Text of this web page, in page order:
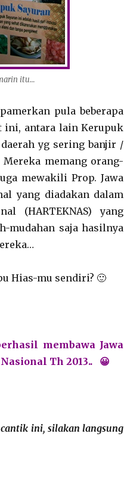
itu…
pula beberapa
ini, antara lain Kerupuk
yg sering banjir /
memang orang-
mewakili Prop. Jawa
yang diadakan dalam
(HARTEKNAS) yang
mudahan saja hasilnya
Hias-mu sendiri? 🙂
membawa Jawa
Th 2013.. 😀
ini, silakan langsung